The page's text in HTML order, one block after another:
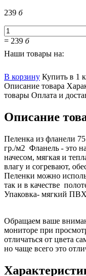
239 б
= 239 б
Наши товары на:
В корзину Купить в 1
Описание товара
товары Оплата и
Описание
Пеленка из фланели
гр./м2 Фланель - это
начесом, мягкая и
влагу и согревают,
Пеленки можно
так и в качестве
Упаковка- мягкий
Обращаем ваше
мониторе при
отличаться от цвета
но чаще всего это